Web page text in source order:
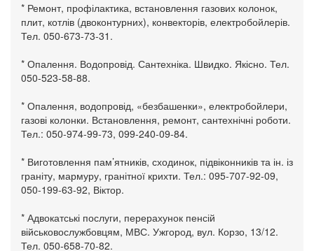
* Ремонт, профілактика, встановлення газових колонок,
плит, котлів (двоконтурних), конвекторів, електробойлерів.
Тел. 050-673-73-31.
* Опалення. Водопровід. Сантехніка. Швидко. Якісно. Тел.
050-523-58-88.
* Опалення, водопровід, «безбашенки», електробойлери,
газові колонки. Встановлення, ремонт, сантехнічні роботи.
Тел.: 050-974-99-73, 099-240-09-84.
* Виготовлення пам’ятників, сходинок, підвіконників та ін. із
граніту, мармуру, гранітної крихти. Тел.: 095-707-92-09,
050-199-63-92, Віктор.
* Адвокатські послуги, перерахунок пенсій
військовослужбовцям, МВС. Ужгород, вул. Корзо, 13/12.
Тел. 050-658-70-82.